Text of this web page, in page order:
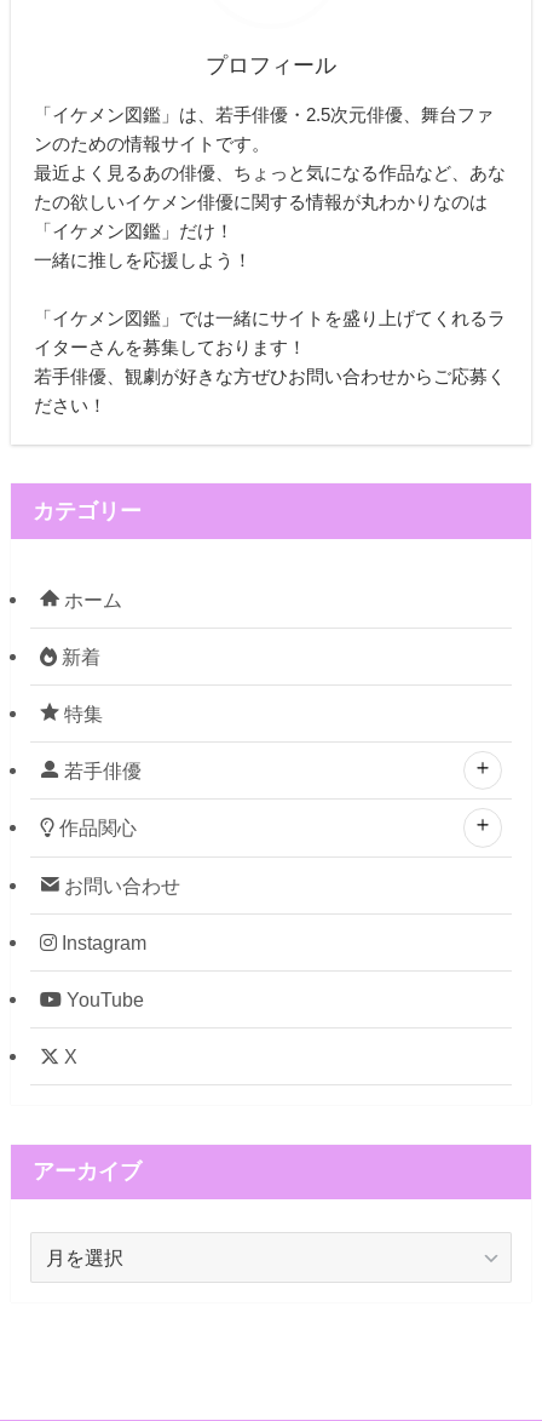
プロフィール
「イケメン図鑑」は、若手俳優・2.5次元俳優、舞台ファ
ンのための情報サイトです。
最近よく見るあの俳優、ちょっと気になる作品など、あな
たの欲しいイケメン俳優に関する情報が丸わかりなのは
「イケメン図鑑」だけ！
一緒に推しを応援しよう！
「イケメン図鑑」では一緒にサイトを盛り上げてくれるラ
イターさんを募集しております！
若手俳優、観劇が好きな方ぜひお問い合わせからご応募く
ださい！
カテゴリー
ホーム
新着
特集
若手俳優
作品関心
お問い合わせ
Instagram
YouTube
X
アーカイブ